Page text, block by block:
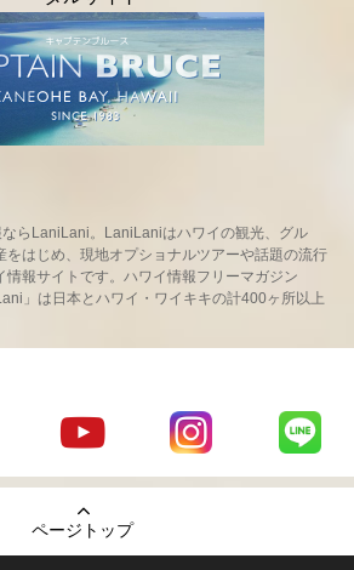
らLaniLani。LaniLaniはハワイの観光、グル
をはじめ、現地オプショナルツアーや話題の流行
情報サイトです。ハワイ情報フリーマガジン
」は日本とハワイ・ワイキキの計400ヶ所以上
の
Youtube
チャンネ
LaniLani
LaniLani
ページトップ